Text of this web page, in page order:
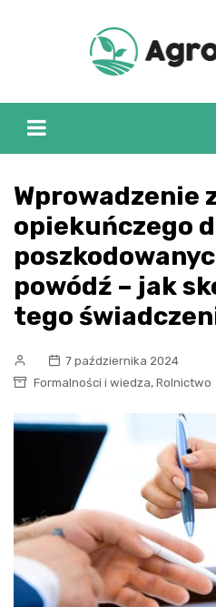
Wprowadzenie
opiekuńczego
powódź – jak
tego
7 października 2024
Formalności i wiedza, Rolnictwo